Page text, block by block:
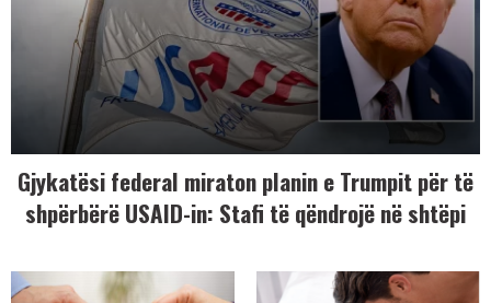
Gjykatësi federal miraton planin e Trumpit për të
shpërbërë USAID-in: Stafi të qëndrojë në shtëpi